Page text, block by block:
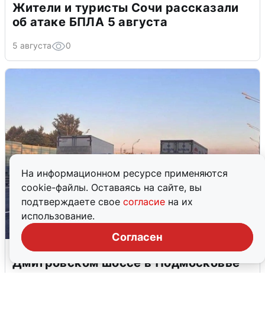
На информационном ресурсе применяются
cookie-файлы. Оставаясь на сайте, вы
подтверждаете свое согласие на их
использование.
Согласен
Жители и туристы Сочи рассказали
об атаке БПЛА 5 августа
5 августа 0
Пять машин столкнулись на
Дмитровском шоссе в Подмосковье